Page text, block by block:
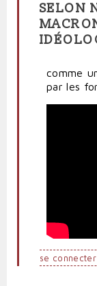
SELON
comme
par les
se connecter